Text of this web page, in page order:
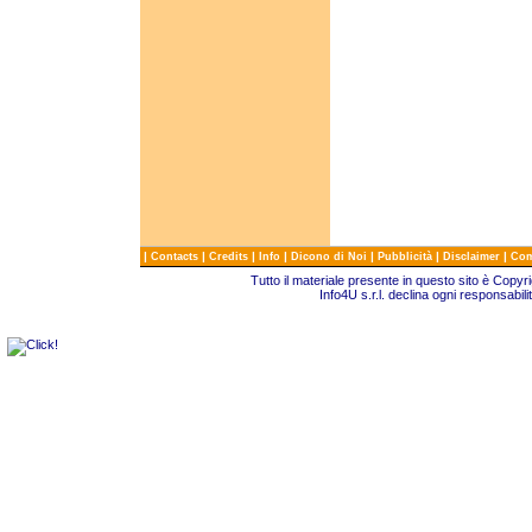
| Contacts | Credits | Info | Dicono di Noi | Pubblicità | Disclaimer |
Tutto il materiale presente in questo sito è
Info4U s.r.l. declina ogni